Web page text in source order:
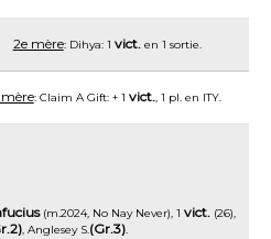
2e mère: Dihya: 1 vict.en 1 sortie.
mère: Claim A Gift: + 1 vict., 1 pl. en ITY.
(m.2024, No Nay Never), 1 vict. (26),
, Anglesey S.(Gr.3).